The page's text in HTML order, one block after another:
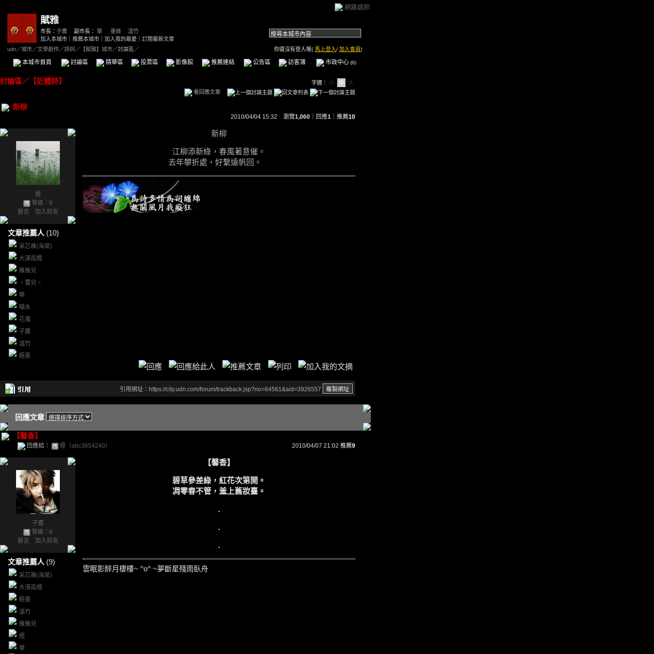
網路城邦
賦雅
市長： 子鷹 副市長： 華 墨綠
溫竹
加入本城市
推薦本城市 加入我的最愛
訂閱最新文章
udn／城市／文學創作／詩詞 ／ 【賦雅】城市／討論區／ 你還沒有登入喔( 馬上登入/ 加入會員)
本城市首頁 討論區 精華區 投票區 影像館 推薦連結 公告區 訪客簿 市政中心 (0)
討論區／ 【近體詩】 字體： 小 中
大
看回應文章
新柳
2010/04/04 15:32 瀏覽1,060 ｜回應1 推薦10
煙
等級：8
留言
加入好友
文章推薦人 (10)
采芯雁(海棠)
大漠孤煙
雁雁兒
。璽兒。
華
喵永
花箋
子鷹
溫竹
極墨
新柳
江柳添新綠，春風著意催。
去年攀折處，好繫遠帆回。
引用網址：https://city.udn.com/forum/trackback.jsp?no=64561&aid=3926557
回應文章
【馨香】
回應給： 煙（abc3854240） 2010/04/07 21:02 推薦9
子鷹
等級：8
留言
加入好友
文章推薦人 (9)
采芯雁(海棠)
大漠孤煙
極墨
溫竹
雁雁兒
煙
華
【馨香】
碧草參差綠，紅花次第開。
凋零春不管，羞上舊妝臺。
.
.
.
雲眠影醉月棲樓~ ^o^ ~夢斷星殘雨臥舟